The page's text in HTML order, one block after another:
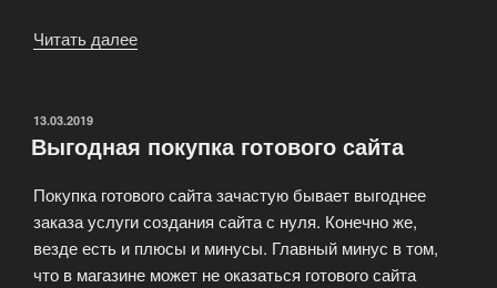
Читать далее
решение
Вашего
бизнеса!»
ОПУБЛИКОВАНО
13.03.2019
Выгодная покупка готового сайта
Покупка готового сайта зачастую бывает выгоднее
заказа услуги создания сайта с нуля. Конечно же,
везде есть и плюсы и минусы. Главный минус в том,
что в магазине может не оказаться готового сайта